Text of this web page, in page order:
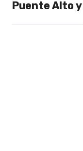
Puente Alto